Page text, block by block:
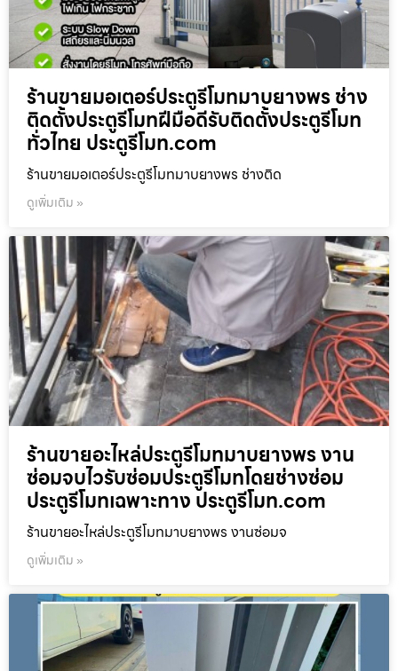
ร้านขายมอเตอร์ประตูรีโมทมาบยางพร ช่าง
ติดตั้งประตูรีโมทฝีมือดีรับติดตั้งประตูรีโมท
ทั่วไทย ประตูรีโมท.com
ร้านขายมอเตอร์ประตูรีโมทมาบยางพร ช่างติด
ดูเพิ่มเติม »
ร้านขายอะไหล่ประตูรีโมทมาบยางพร งาน
ซ่อมจบไวรับซ่อมประตูรีโมทโดยช่างซ่อม
ประตูรีโมทเฉพาะทาง ประตูรีโมท.com
ร้านขายอะไหล่ประตูรีโมทมาบยางพร งานซ่อมจ
ดูเพิ่มเติม »